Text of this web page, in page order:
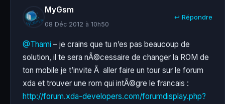
MyGsm
08 Déc 2012 à 10h50
↩ Répondre
@Thami – je crains que tu n’es pas beaucoup de
solution, il te sera nÃ©cessaire de changer la ROM de
ton mobile je t’invite Ã aller faire un tour sur le forum
xda et trouver une rom qui intÃ©gre le francais :
http://forum.xda-developers.com/forumdisplay.php?